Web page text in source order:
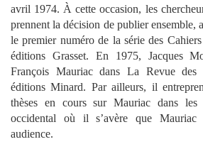
avril 1974. À cette occasion, les
prennent la décision de publier ensemble,
le premier numéro de la série des
éditions Grasset. En 1975, Jacques
François Mauriac dans La Revue des
éditions Minard. Par ailleurs, il
thèses en cours sur Mauriac dans les
occidental où il s’avère que Mauriac
audience.